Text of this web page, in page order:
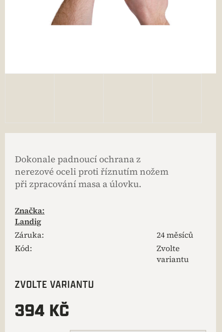
Dokonale padnoucí ochrana z
nerezové oceli proti říznutím nožem
při zpracování masa a úlovku.
Značka:
Landig
Záruka:
24 měsíců
Kód:
Zvolte
variantu
ZVOLTE VARIANTU
394 KČ